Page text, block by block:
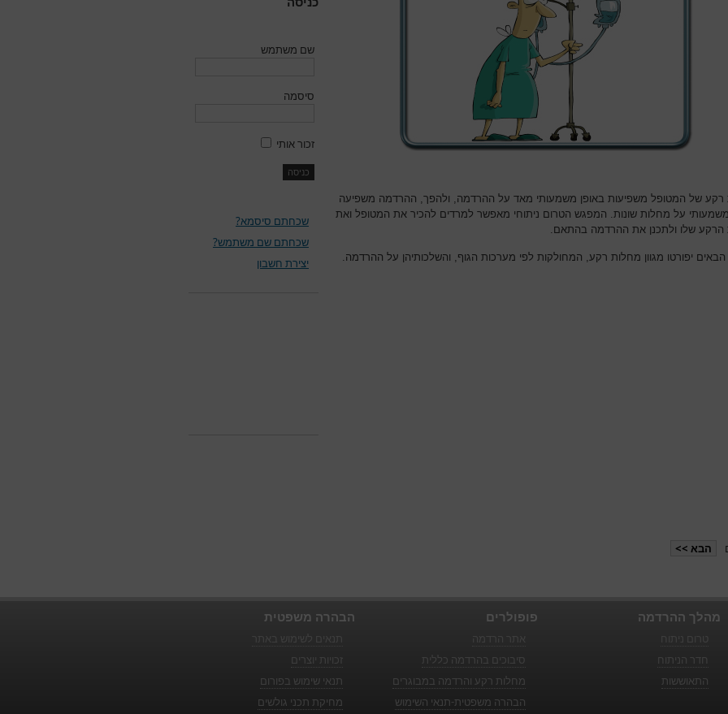
רקע של המטופל משפיעות באופן משמעותי מאד על ההרדמה, ולהפך, ההרדמה משפיעה
משמעותי על מחלות שונות. המפגש הטרום ניתוחי מאפשר למרדים להכיר את המטופל ואת
הרקע שלו ולתכנן את ההרדמה בהתאם.
יפורטו מגוון מחלות רקע, המחולקות לפי מערכות הגוף, והשלכותיהן על ההרדמה.
הבא >>
שם משתמש
סיסמה
זכור אותי
שכחתם סיסמא?
שכחתם שם משתמש?
יצירת חשבון
הבהרה משפטית
זכויות יוצרים
תנאי שימוש בפורום
מחיקת תכני גולשים
פופולרים
סיבוכים בהרדמה כללית
מחלות רקע והרדמה במבוגרים
הבהרה משפטית-תנאי השימוש
מהלך ההרדמה
חדר הניתוח
התאוששות